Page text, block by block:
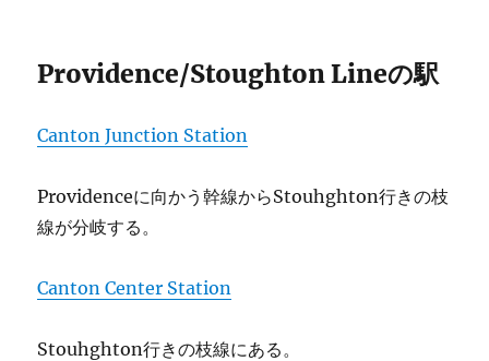
Providence/Stoughton Lineの駅
Canton Junction Station
Providenceに向かう幹線からStouhghton行きの枝
線が分岐する。
Canton Center Station
Stouhghton行きの枝線にある。